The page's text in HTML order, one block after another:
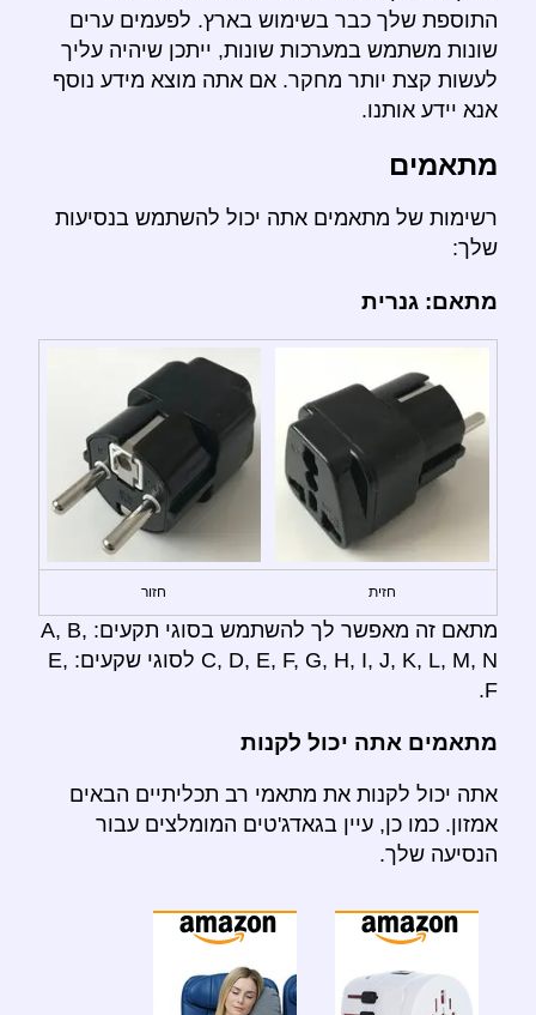
התוספת שלך כבר בשימוש בארץ. לפעמים ערים
שונות משתמש במערכות שונות, ייתכן שיהיה עליך
לעשות קצת יותר מחקר. אם אתה מוצא מידע נוסף
אנא יידע אותנו.
מתאמים
רשימות של מתאמים אתה יכול להשתמש בנסיעות
שלך:
מתאם: גנרית
חזית חזור
מתאם זה מאפשר לך להשתמש בסוגי תקעים: A, B,
C, D, E, F, G, H, I, J, K, L, M, N לסוגי שקעים: E,
F.
מתאמים אתה יכול לקנות
אתה יכול לקנות את מתאמי רב תכליתיים הבאים
אמזון. כמו כן, עיין בגאדג'טים המומלצים עבור
הנסיעה שלך.